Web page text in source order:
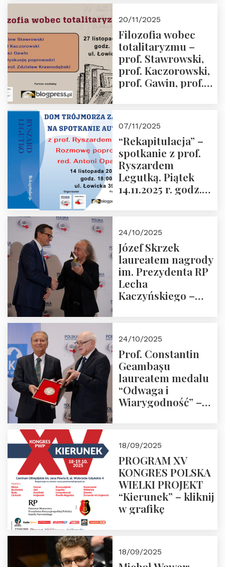
Przemysław
Sobolewski – 4
grudnia 2025 r.
godz. 18:00.
20/11/2025
Filozofia wobec
totalitaryzmu –
prof. Stawrowski,
prof. Kaczorowski,
prof. Gawin, prof.
07/11/2025
“Rekapitulacja” –
spotkanie z prof.
Ryszardem
Legutką. Piątek
14.11.2025 r. godz.
24/10/2025
Józef Skrzek
laureatem nagrody
im. Prezydenta RP
Lecha
Kaczyńskiego –
24/10/2025
Prof. Constantin
Geambașu
laureatem medalu
“Odwaga i
Wiarygodność” –
18/09/2025
PROGRAM XV
KONGRES POLSKA
WIELKI PROJEKT
“Kierunek” – kliknij
w grafikę
18/09/2025